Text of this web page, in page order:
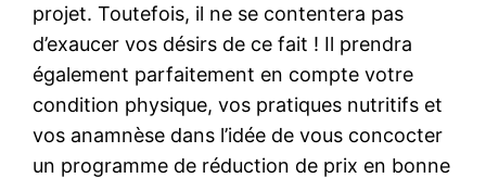
projet. Toutefois, il ne se contentera pas
d’exaucer vos désirs de ce fait ! Il prendra
également parfaitement en compte votre
condition physique, vos pratiques nutritifs et
vos anamnèse dans l’idée de vous concocter
un programme de réduction de prix en bonne